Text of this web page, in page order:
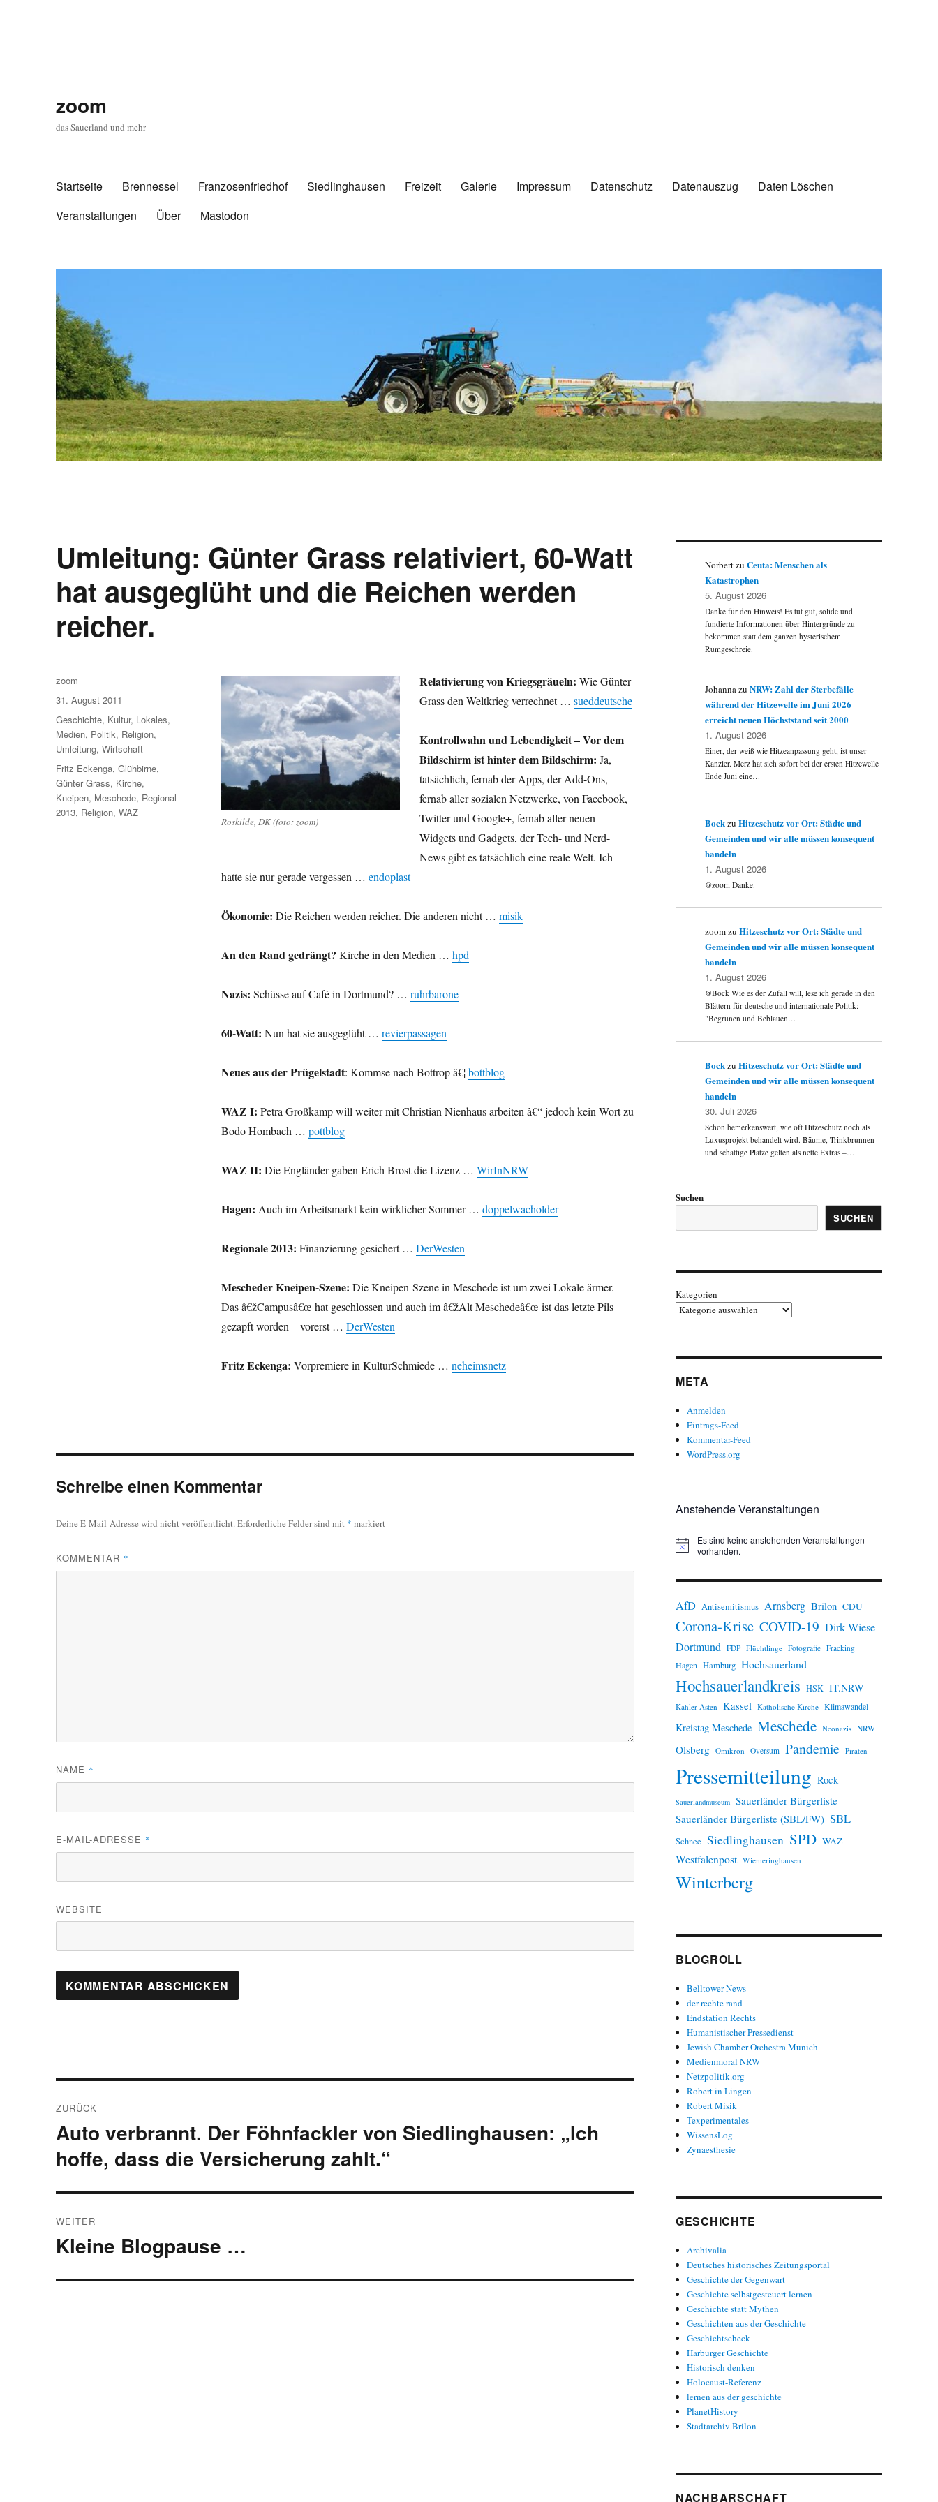
zoom
das Sauerland und mehr
Startseite Brennessel Franzosenfriedhof Siedlinghausen Freizeit Galerie Impressum Datenschutz Datenauszug
Daten Löschen
Veranstaltungen
Über Mastodon
Umleitung: Günter Grass relativiert, 60-Watt
hat ausgeglüht und die Reichen werden
reicher.
Roskilde, DK (foto: zoom)
Relativierung von Kriegsgräueln: Wie Günter
Grass den Weltkrieg verrechnet … sueddeutsche
Kontrollwahn und Lebendigkeit – Vor dem
Bildschirm ist hinter dem Bildschirm: Ja,
tatsächlich, fernab der Apps, der Add-Ons,
fernab aller sozialen Netzwerke, von Facebook,
Twitter und Google+, fernab aller neuen
Widgets und Gadgets, der Tech- und Nerd-
News gibt es tatsächlich eine reale Welt. Ich
hatte sie nur gerade vergessen … endoplast
Ökonomie: Die Reichen werden reicher. Die anderen nicht … misik
An den Rand gedrängt? Kirche in den Medien … hpd
Nazis: Schüsse auf Café in Dortmund? … ruhrbarone
60-Watt: Nun hat sie ausgeglüht … revierpassagen
Neues aus der Prügelstadt: Kommse nach Bottrop â€¦bottblog
WAZ I: Petra Großkamp will weiter mit Christian Nienhaus arbeiten â€“ jedoch kein Wort zu
Bodo Hombach … pottblog
WAZ II: Die Engländer gaben Erich Brost die Lizenz … WirInNRW
Hagen: Auch im Arbeitsmarkt kein wirklicher Sommer … doppelwacholder
Regionale 2013: Finanzierung gesichert … DerWesten
Mescheder Kneipen-Szene: Die Kneipen-Szene in Meschede ist um zwei Lokale ärmer.
Das â€žCampusâ€œ hat geschlossen und auch im â€žAlt Meschedeâ€œ ist das letzte Pils
gezapft worden – vorerst … DerWesten
Fritz Eckenga: Vorpremiere in KulturSchmiede … neheimsnetz
Autor
zoom
Veröffentlicht
am
31. August 2011
Kategorien
Geschichte, Kultur, Lokales,
Medien, Politik, Religion,
Umleitung,Wirtschaft
Schlagwörter
Fritz Eckenga,Glühbirne,
Günter Grass, Kirche,
Kneipen, Meschede, Regional
2013, Religion,WAZ
Schreibe einen Kommentar
Deine E-Mail-Adresse wird nicht veröffentlicht.Erforderliche Felder sind mit * markiert
KOMMENTAR *
NAME *
E-MAIL-ADRESSE *
WEBSITE
ZURÜCK
Vorheriger
Beitrag:
Auto verbrannt. Der Föhnfackler von Siedlinghausen: „Ich
hoffe, dass die Versicherung zahlt.“
WEITER
Nächster
Kleine Blogpause …
NorbertzuCeuta: Menschen als
Katastrophen
5. August 2026
Danke für den Hinweis! Es tut gut, solide und
fundierte Informationen über Hintergründe zu
bekommen statt dem ganzen hysterischem
Rumgeschreie.
JohannazuNRW: Zahl der Sterbefälle
während der Hitzewelle im Juni 2026
erreicht neuen Höchststand seit 2000
1. August 2026
Einer, der weiß wie Hitzeanpassung geht, ist unser
Kanzler. Merz hat sich sofort bei der ersten Hitzewelle
Ende Juni eine…
BockzuHitzeschutz vor Ort: Städte und
Gemeinden und wir alle müssen konsequent
handeln
1. August 2026
@zoom Danke.
zoomzuHitzeschutz vor Ort: Städte und
Gemeinden und wir alle müssen konsequent
handeln
1. August 2026
@Bock Wie es der Zufall will, lese ich gerade in den
Blättern für deutsche und internationale Politik:
"Begrünen und Beblauen…
BockzuHitzeschutz vor Ort: Städte und
Gemeinden und wir alle müssen konsequent
handeln
30. Juli 2026
Schon bemerkenswert, wie oft Hitzeschutz noch als
Luxusprojekt behandelt wird. Bäume, Trinkbrunnen
und schattige Plätze gelten als nette Extras –…
Suchen
SUCHEN
Kategorien
META
Anmelden
Eintrags-Feed
Kommentar-Feed
WordPress.org
Anstehende Veranstaltungen
H
w
Es sind keine anstehenden Veranstaltungen
vorhanden.
AfD Antisemitismus Arnsberg Brilon CDU
Corona-Krise COVID-19 Dirk Wiese
Dortmund FDP Flüchtlinge Fotografie Fracking
Hagen Hamburg Hochsauerland
Hochsauerlandkreis HSK IT.NRW
Kahler Asten Kassel Katholische Kirche Klimawandel
Kreistag Meschede Meschede Neonazis NRW
Olsberg Omikron Oversum Pandemie Piraten
Pressemitteilung Rock
Sauerlandmuseum Sauerländer Bürgerliste
Sauerländer Bürgerliste (SBL/FW) SBL
Schnee Siedlinghausen SPD WAZ
Westfalenpost Wiemeringhausen
Winterberg
BLOGROLL
Belltower News
der rechte rand
Endstation Rechts
Humanistischer Pressedienst
Jewish Chamber Orchestra Munich
Medienmoral NRW
Netzpolitik.org
Robert in Lingen
Robert Misik
Texperimentales
WissensLog
Zynaesthesie
GESCHICHTE
Archivalia
Deutsches historisches Zeitungsportal
Geschichte der Gegenwart
Geschichte selbstgesteuert lernen
Geschichte statt Mythen
Geschichten aus der Geschichte
Geschichtscheck
Harburger Geschichte
Historisch denken
Holocaust-Referenz
lernen aus der geschichte
PlanetHistory
Stadtarchiv Brilon
NACHBARSCHAFT